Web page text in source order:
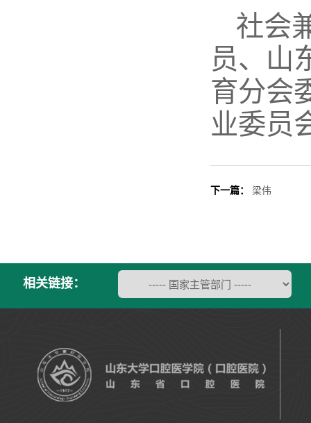
社会
员、山
育分会
业委员
下一篇： 梁伟
相关链接：